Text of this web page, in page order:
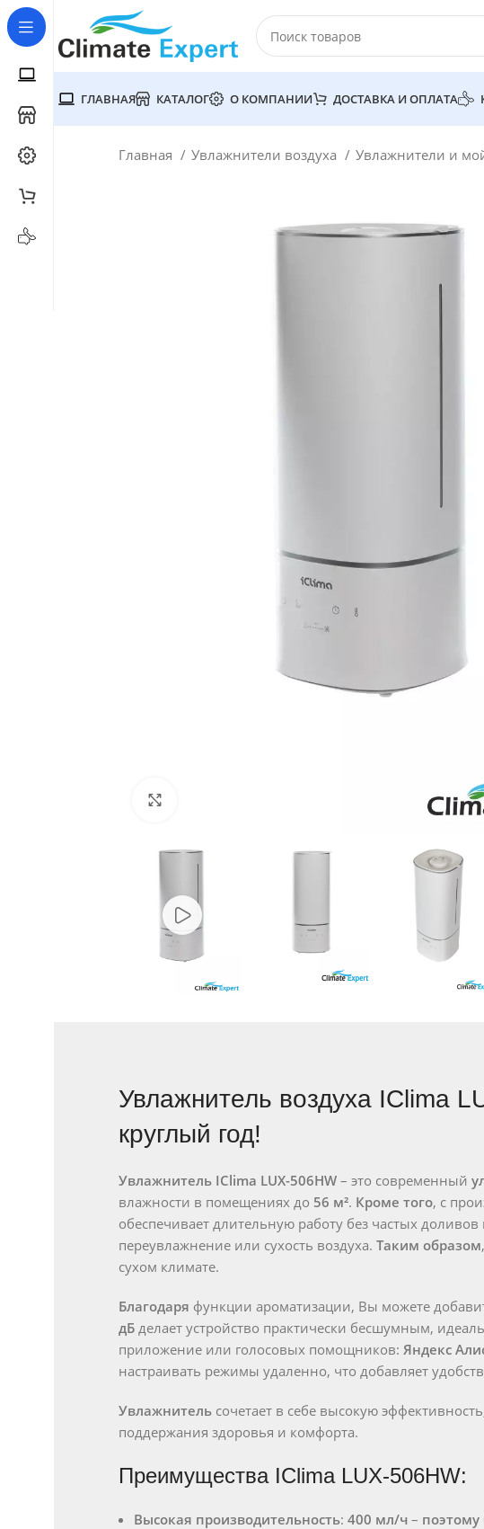
ГЛАВНАЯ КАТАЛОГ О КОМПАНИИ ДОСТАВКА И ОПЛАТА
Главная Увлажнители воздуха Увлажнители и
Увлажнитель воздуха IClima
круглый год!
Увлажнитель IClima LUX-506HW – это современный
влажности в помещениях до 56 м². Кроме того, с
обеспечивает длительную работу без частых
переувлажнение или сухость воздуха. Таким образом
сухом климате.
Благодаря функции ароматизации, Вы можете
дБ делает устройство практически бесшумным,
приложение или голосовых помощников: Яндекс
настраивать режимы удаленно, что добавляет
Увлажнитель сочетает в себе высокую
поддержания здоровья и комфорта.
Преимущества IClima LUX-506HW:
Высокая производительность: 400 мл/ч – поэтому